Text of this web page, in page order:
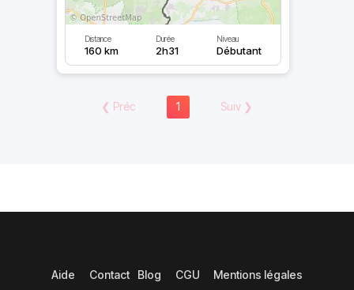
Distance
160 km
Durée
2h31
Niveau
Débutant
❮ Préc 1 Suiv ❯
Aide Contact Blog CGU Mentions légales